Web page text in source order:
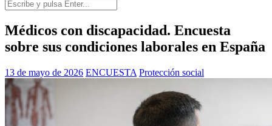
Médicos con discapacidad. Encuesta
sobre sus condiciones laborales en España
13 de mayo de 2026 ENCUESTA Protección social